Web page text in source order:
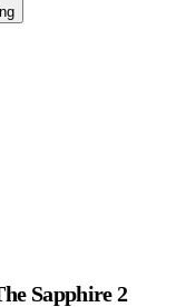
Sapphire 2